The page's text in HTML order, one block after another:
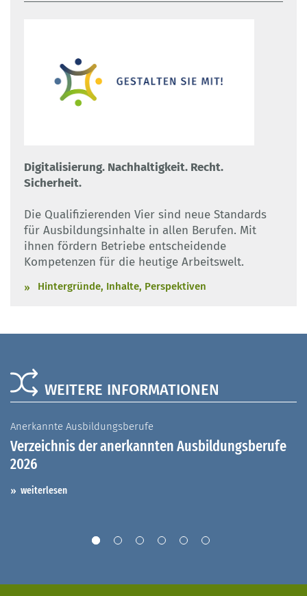
Digitalisierung. Nachhaltigkeit. Recht.
Sicherheit.
Die Qualifizierenden Vier sind neue Standards
für Ausbildungsinhalte in allen Berufen. Mit
ihnen fördern Betriebe entscheidende
Kompetenzen für die heutige Arbeitswelt.
Hintergründe, Inhalte, Perspektiven
WEITERE INFORMATIONEN
Anerkannte Ausbildungsberufe
Verzeichnis der anerkannten Ausbildungsberufe
2026
weiterlesen